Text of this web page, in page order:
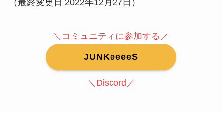
（最終変更日 2022年12月27日）
＼コミュニティに参加する／
JUNKeeeeS
＼Discord／